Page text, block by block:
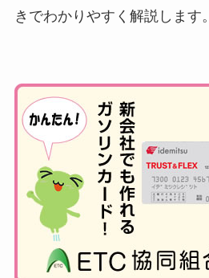
きでわかりやすく解説します。